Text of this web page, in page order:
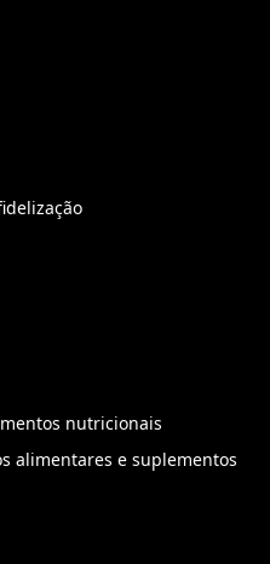
nutricionais
alimentares e suplementos